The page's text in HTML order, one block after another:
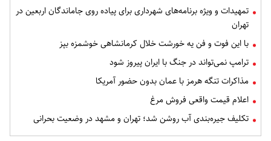
تمهیدات و ویژه برنامه‌های شهرداری برای پیاده روی جاماندگان اربعین در
تهران
با این فوت و فن یه خورشت خلال کرمانشاهی خوشمزه بپز
ترامپ نمی‌تواند در جنگ با ایران پیروز شود
مذاکرات تنگه هرمز با عمان بدون حضور آمریکا
اعلام قیمت واقعی فروش مرغ
تکلیف جیره‌بندی آب روشن شد؛ تهران و مشهد در وضعیت بحرانی